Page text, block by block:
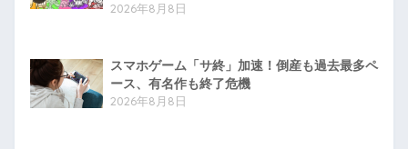
2026年8月8日
スマホゲーム「サ終」加速！倒産も過去最多ペ
ース、有名作も終了危機
2026年8月8日